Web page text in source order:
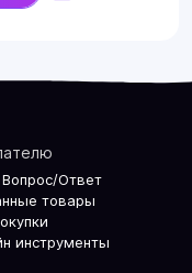
Ответ
товары
инструменты